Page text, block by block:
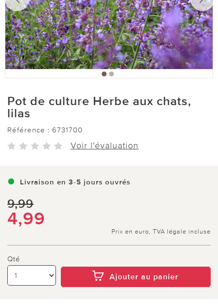
Pot de culture Herbe aux chats,
lilas
Référence : 6731700
Voir l'évaluation
Livraison en 3-5 jours ouvrés
9,99
4,99
Prix en euro, TVA légale incluse
Qté
Ajouter au panier